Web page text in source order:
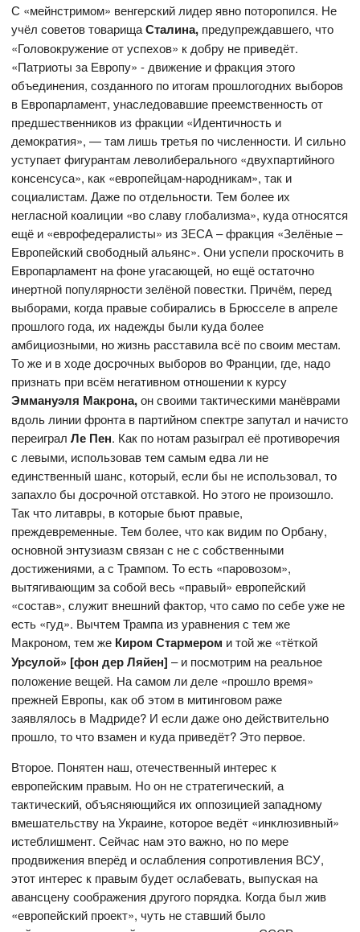
С «мейнстримом» венгерский лидер явно поторопился. Не
учёл советов товарищаСталина, предупреждавшего, что
«Головокружение от успехов» к добру не приведёт.
«Патриоты за Европу» - движение и фракция этого
объединения, созданного по итогам прошлогодних выборов
в Европарламент, унаследовавшие преемственность от
предшественников из фракции «Идентичность и
демократия», — там лишь третья по численности. И сильно
уступает фигурантам леволиберального «двухпартийного
консенсуса», как «европейцам-народникам», так и
социалистам. Даже по отдельности. Тем более их
негласной коалиции «во славу глобализма», куда относятся
ещё и «еврофедералисты» из ЗЕСА – фракция «Зелёные –
Европейский свободный альянс». Они успели проскочить в
Европарламент на фоне угасающей, но ещё остаточно
инертной популярности зелёной повестки. Причём, перед
выборами, когда правые собирались в Брюсселе в апреле
прошлого года, их надежды были куда более
амбициозными, но жизнь расставила всё по своим местам.
То же и в ходе досрочных выборов во Франции, где, надо
признать при всём негативном отношении к курсу
Эммануэля Макрона,он своими тактическими манёврами
вдоль линии фронта в партийном спектре запутал и начисто
переигралЛе Пен. Как по нотам разыграл её противоречия
с левыми, использовав тем самым едва ли не
единственный шанс, который, если бы не использовал, то
запахло бы досрочной отставкой. Но этого не произошло.
Так что литавры, в которые бьют правые,
преждевременные. Тем более, что как видим по Орбану,
основной энтузиазм связан с не с собственными
достижениями, а с Трампом. То есть «паровозом»,
вытягивающим за собой весь «правый» европейский
«состав», служит внешний фактор, что само по себе уже не
есть «гуд». Вычтем Трампа из уравнения с тем же
Макроном, тем же Киром Стармером и той же «тёткой
Урсулой» [фон дер Ляйен] – и посмотрим на реальное
положение вещей. На самом ли деле «прошло время»
прежней Европы, как об этом в митинговом раже
заявлялось в Мадриде? И если даже оно действительно
прошло, то что взамен и куда приведёт? Это первое.
Второе. Понятен наш, отечественный интерес к
европейским правым. Но он не стратегический, а
тактический, объясняющийся их оппозицией западному
вмешательству на Украине, которое ведёт «инклюзивный»
истеблишмент. Сейчас нам это важно, но по мере
продвижения вперёд и ослабления сопротивления ВСУ,
этот интерес к правым будет ослабевать, выпуская на
авансцену соображения другого порядка. Когда был жив
«европейский проект», чуть не ставший было